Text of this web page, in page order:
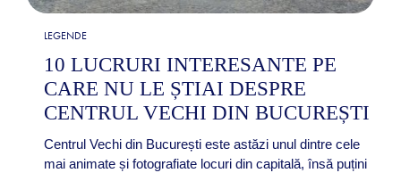
LEGENDE
10 LUCRURI INTERESANTE PE
CARE NU LE ȘTIAI DESPRE
CENTRUL VECHI DIN BUCUREȘTI
Centrul Vechi din București este astăzi unul dintre cele
mai animate și fotografiate locuri din capitală, însă puțini